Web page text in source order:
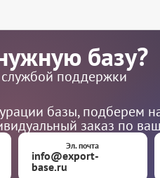
базу?
поддержки
базы, подберем
заказ по
Эл. почта
info@export-
base.ru